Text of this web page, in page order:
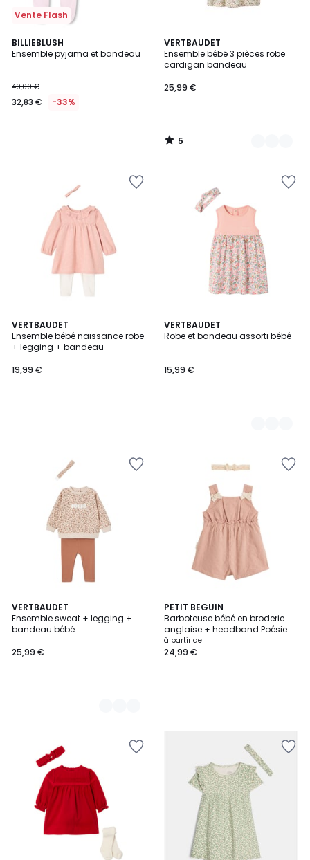
Vente Flash
BILLIEBLUSH
Ensemble pyjama et bandeau
49,00 €
32,83 € -33%
VERTBAUDET
Ensemble bébé 3 pièces robe
cardigan bandeau
25,99 €
5
/
5
2
Couleurs
5
/
VERTBAUDET
Ensemble bébé naissance robe
+ legging + bandeau
19,99 €
VERTBAUDET
Robe et bandeau assorti bébé
15,99 €
2
Couleurs
VERTBAUDET
Ensemble sweat + legging +
bandeau bébé
25,99 €
3
Couleurs
PETIT BEGUIN
Barboteuse bébé en broderie
anglaise + headband Poésie
d'été
à partir de
24,99 €